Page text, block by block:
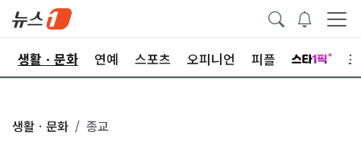
생활ㆍ문화 연예 스포츠 오피니언 피플
생활ㆍ문화 종교